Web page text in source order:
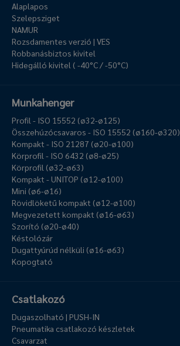
Alaplapos
Szelepsziget
NAMUR
Rozsdamentes verzió | VES
Robbanásbiztos kivitel
Hidegálló kivitel ( -40°C / -50°C)
Munkahenger
Profil - ISO 15552 (ø32-ø125)
Összehúzócsavaros - ISO 15552 (ø160-ø320)
Kompakt - ISO 21287 (ø20-ø100)
Körprofil - ISO 6432 (ø8-ø25)
Körprofil (ø32-ø63)
Kompakt - UNITOP (ø12-ø100)
Mini (ø6-ø16)
Rövidlöketű kompakt (ø12-ø100)
Megvezetett kompakt (ø16-ø63)
Szorító (ø20-ø40)
Késtolózár
Dugattyúrúd nélküli (ø16-ø63)
Kopogtató
Csatlakozó
Dugaszolható | PUSH-IN
Pneumatika csatlakozó készletek
Csavarzat